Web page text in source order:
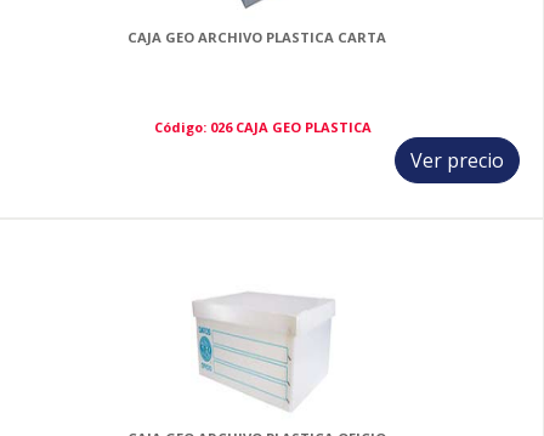
CAJA GEO ARCHIVO PLASTICA CARTA
Código: 026 CAJA GEO PLASTICA
Ver precio